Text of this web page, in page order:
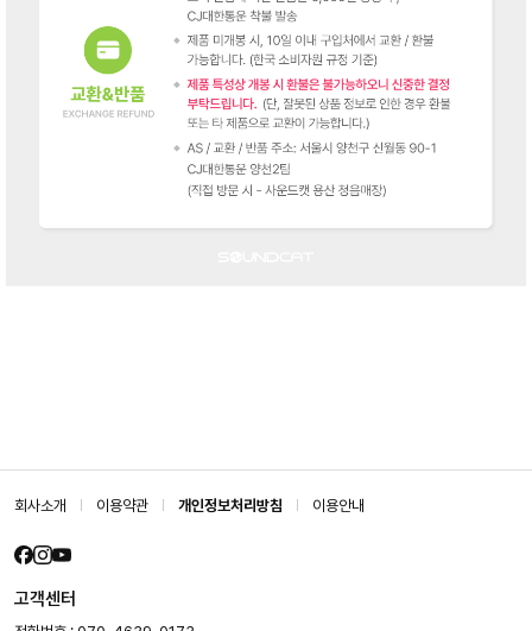
회사소개 이용약관 개인정보처리방침 이용안내
고객센터